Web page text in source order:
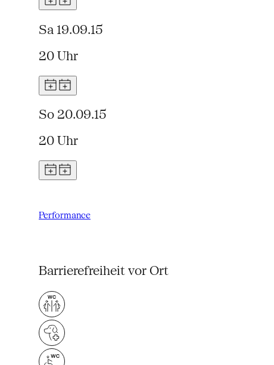
Sa 19.09.15
20 Uhr
So 20.09.15
20 Uhr
Performance
Barrierefreiheit vor Ort